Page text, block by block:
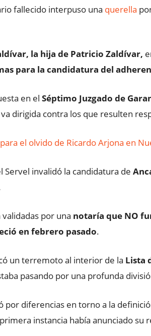
fallecido interpuso una querella
la hija de Patricio Zaldívar,
para la candidatura del
en el Séptimo Juzgado de
dirigida contra los que resulten
el olvido de Ricardo Arjona en
Servel invalidó la candidatura de
por una notaría que NO
en febrero pasado.
un terremoto al interior de la Lista
pasando por una profunda
por diferencias en torno a la
instancia había anunciado su